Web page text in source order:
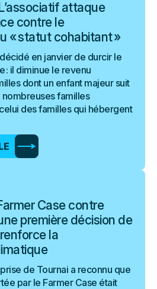
attaque
contre le
« statut cohabitant »
en janvier de durcir le
: il diminue le revenu
dont un enfant majeur suit
familles
des familles qui hébergent
Case contre
première décision de
la
de Tournai a reconnu que
par le Farmer Case était